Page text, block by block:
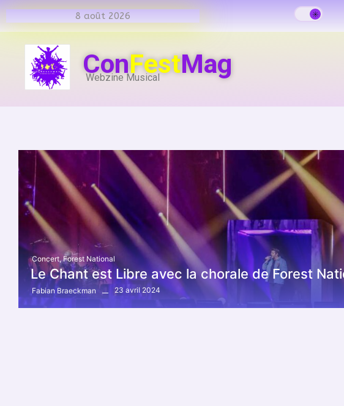
8 août 2026
ConFestMag
Webzine Musical
Concert, Forest National
Le Chant est Libre avec la chorale de Forest
Fabian Braeckman 23 avril 2024